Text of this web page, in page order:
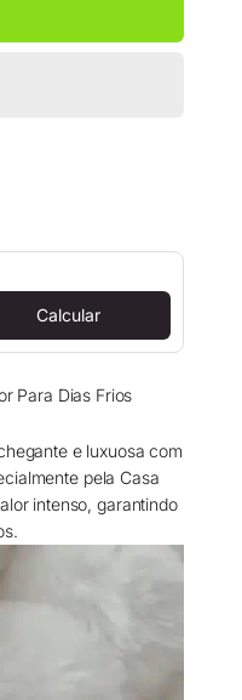
Calcular
Para Dias Frios
e luxuosa com
pela Casa
intenso, garantindo